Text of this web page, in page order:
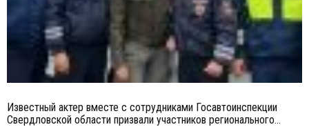
Известный актер вместе с сотрудниками Госавтоинспекции
Свердловской области призвали участников регионального...